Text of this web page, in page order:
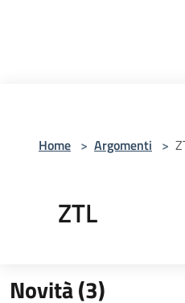
Home > Argomenti >
ZTL
Novità (3)